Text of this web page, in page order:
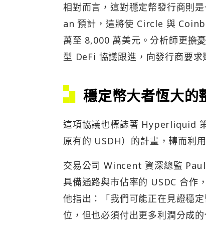
相對而言，這對穩定幣發行商則
an 預計，這將使 Circle 與
萬至 8,000 萬美元。分析師更擔
型 DeFi 協議跟進，向發行商要求
穩定幣大者恆大的
這項協議也標誌著 Hyperliquid
原有的 USDH）的計畫，轉而利
交易公司 Wincent 資深總監
具備通路與市佔率的 USDC 合作
他指出：「我們可能正在見證穩
位，但也必須付出更多利潤分成的